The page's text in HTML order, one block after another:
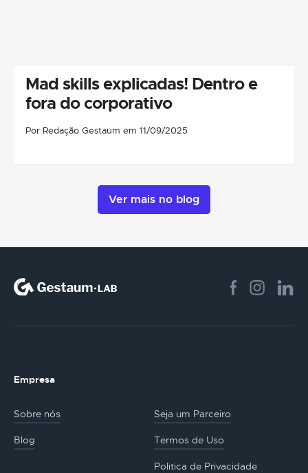
Mad skills explicadas! Dentro e
fora do corporativo
Por Redação Gestaum em 11/09/2025
Ver mais no blog
Empresa
Sobre nós Seja um Parceiro
Blog Termos de Uso
Politica de Privacidade